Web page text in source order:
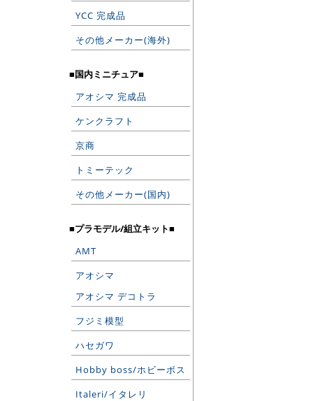
YCC 完成品
その他メーカー(海外)
■国内ミニチュア■
アオシマ 完成品
ケンクラフト
京商
トミーテック
その他メーカー(国内)
■プラモデル/組立キット■
AMT
アオシマ
アオシマ デコトラ
フジミ模型
ハセガワ
Hobby boss/ホビーボス
Italeri/イタレリ